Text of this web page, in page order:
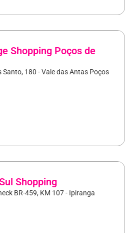
Shopping Poços de
180 - Vale das Antas Poços
Shopping
BR-459, KM 107 - Ipiranga